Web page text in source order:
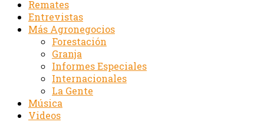
Remates
Entrevistas
Más Agronegocios
Forestación
Granja
Informes Especiales
Internacionales
La Gente
Música
Videos